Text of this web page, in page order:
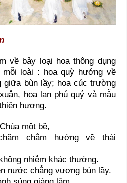
về bảy loại hoa thông dụng
loài : hoa quỳ hướng về
giữa bùn lầy; hoa cúc trường
hoa lan phú quý và mẫu
hương.
một bề,
chắm hướng về thái
nhiễm khác thường.
nước chẳng vương bùn lầy.